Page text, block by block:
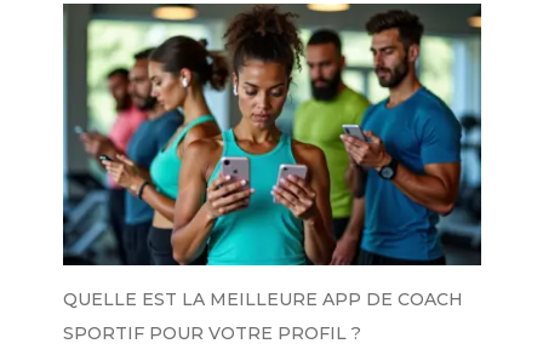
QUELLE EST LA MEILLEURE APP DE COACH
SPORTIF POUR VOTRE PROFIL ?